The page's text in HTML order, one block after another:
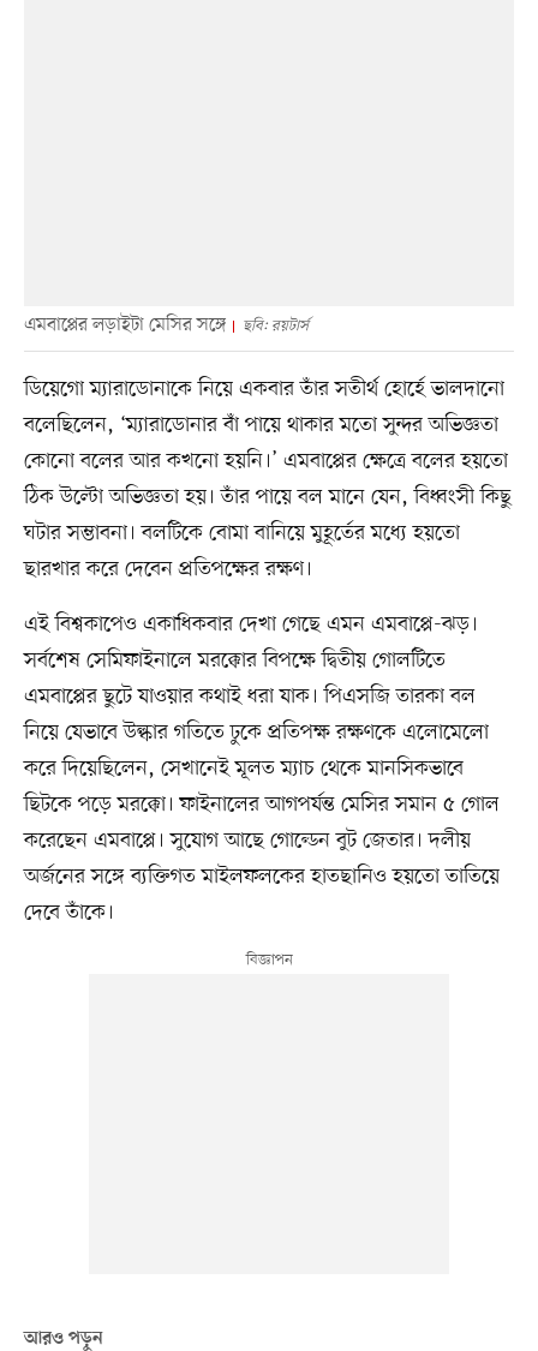
এমবাপ্পের লড়াইটা মেসির সঙ্গে ছবি: রয়টার্স
ডিয়েগো ম্যারাডোনাকে নিয়ে একবার তাঁর সতীর্থ হোর্হে ভালদানো
বলেছিলেন, ‘ম্যারাডোনার বাঁ পায়ে থাকার মতো সুন্দর অভিজ্ঞতা
কোনো বলের আর কখনো হয়নি।’ এমবাপ্পের ক্ষেত্রে বলের হয়তো
ঠিক উল্টো অভিজ্ঞতা হয়। তাঁর পায়ে বল মানে যেন, বিধ্বংসী কিছু
ঘটার সম্ভাবনা। বলটিকে বোমা বানিয়ে মুহূর্তের মধ্যে হয়তো
ছারখার করে দেবেন প্রতিপক্ষের রক্ষণ।
এই বিশ্বকাপেও একাধিকবার দেখা গেছে এমন এমবাপ্পে-ঝড়।
সর্বশেষ সেমিফাইনালে মরক্কোর বিপক্ষে দ্বিতীয় গোলটিতে
এমবাপ্পের ছুটে যাওয়ার কথাই ধরা যাক। পিএসজি তারকা বল
নিয়ে যেভাবে উল্কার গতিতে ঢুকে প্রতিপক্ষ রক্ষণকে এলোমেলো
করে দিয়েছিলেন, সেখানেই মূলত ম্যাচ থেকে মানসিকভাবে
ছিটকে পড়ে মরক্কো। ফাইনালের আগপর্যন্ত মেসির সমান ৫ গোল
করেছেন এমবাপ্পে। সুযোগ আছে গোল্ডেন বুট জেতার। দলীয়
অর্জনের সঙ্গে ব্যক্তিগত মাইলফলকের হাতছানিও হয়তো তাতিয়ে
দেবে তাঁকে।
আরও পড়ুন